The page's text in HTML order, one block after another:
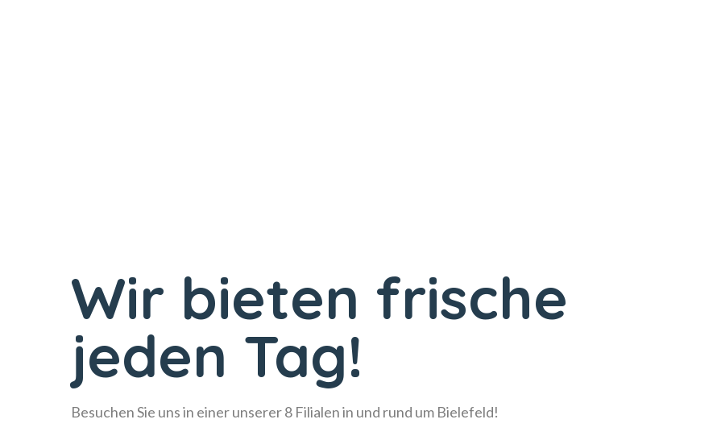
Wir bieten frische
jeden Tag!
Besuchen Sie uns in einer unserer 8 Filialen in und rund um Bielefeld!